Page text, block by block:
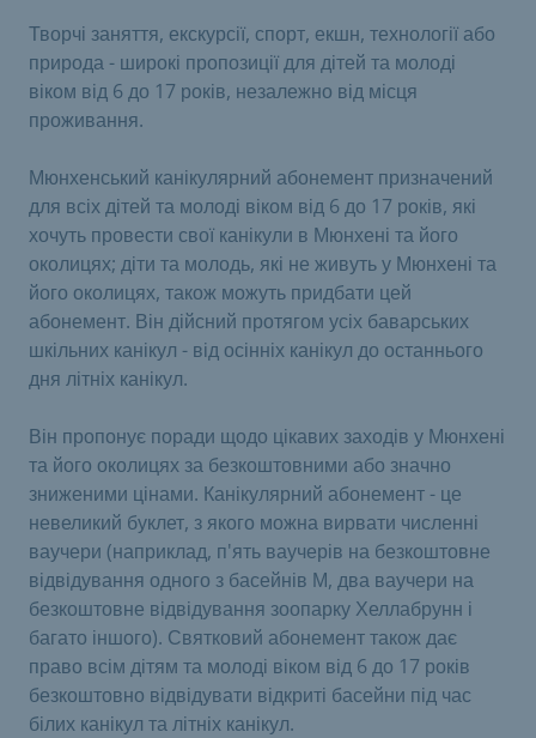
Творчі заняття, екскурсії, спорт, екшн, технології або
природа - широкі пропозиції для дітей та молоді
віком від 6 до 17 років, незалежно від місця
проживання.
Мюнхенський канікулярний абонемент призначений
для всіх дітей та молоді віком від 6 до 17 років, які
хочуть провести свої канікули в Мюнхені та його
околицях; діти та молодь, які не живуть у Мюнхені та
його околицях, також можуть придбати цей
абонемент. Він дійсний протягом усіх баварських
шкільних канікул - від осінніх канікул до останнього
дня літніх канікул.
Він пропонує поради щодо цікавих заходів у Мюнхені
та його околицях за безкоштовними або значно
зниженими цінами. Канікулярний абонемент - це
невеликий буклет, з якого можна вирвати численні
ваучери (наприклад, п'ять ваучерів на безкоштовне
відвідування одного з басейнів М, два ваучери на
безкоштовне відвідування зоопарку Хеллабрунн і
багато іншого). Святковий абонемент також дає
право всім дітям та молоді віком від 6 до 17 років
безкоштовно відвідувати відкриті басейни під час
білих канікул та літніх канікул.